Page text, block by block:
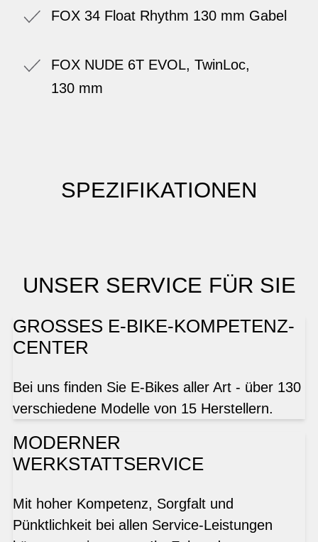
FOX 34 Float Rhythm 130 mm Gabel
FOX NUDE 6T EVOL, TwinLoc,
130 mm
SPEZIFIKATIONEN
UNSER SERVICE FÜR SIE
GROSSES E-BIKE-KOMPETENZ-
CENTER
Bei uns finden Sie E-Bikes aller Art - über 130
verschiedene Modelle von 15 Herstellern.
MODERNER
WERKSTATTSERVICE
Mit hoher Kompetenz, Sorgfalt und
Pünktlichkeit bei allen Service-Leistungen